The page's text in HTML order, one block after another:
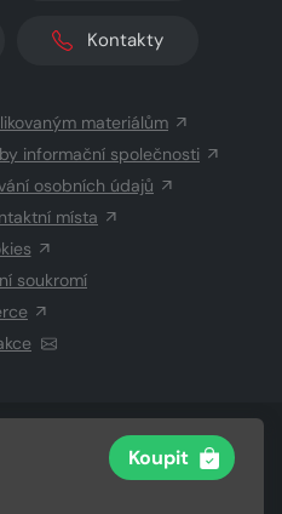
Koupit
Kontakty
materiálům
informační společnosti
osobních údajů
místa
soukromí
CENTER a.s.a dodavatelé